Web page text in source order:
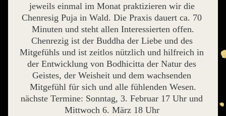
jeweils einmal im Monat praktizieren wir die
Chenresig Puja in Wald. Die Praxis dauert ca. 70
Minuten und steht allen Interessierten offen.
Chenrezig ist der Buddha der Liebe und des
Mitgefühls und ist zeitlos nützlich und hilfreich in
der Entwicklung von Bodhicitta der Natur des
Geistes, der Weisheit und dem wachsenden
Mitgefühl für sich und alle fühlenden Wesen.
nächste Termine: Sonntag, 3. Februar 17 Uhr und
Mittwoch 6. März 18 Uhr